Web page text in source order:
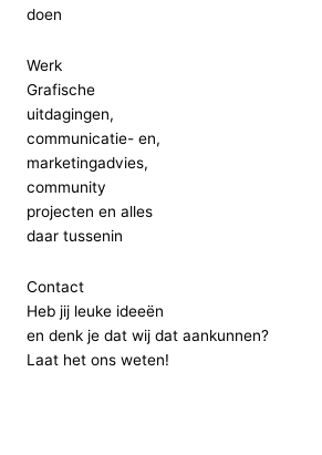
doen
Werk
Grafische
uitdagingen,
communicatie- en,
marketingadvies,
community
projecten en alles
daar tussenin
Contact
Heb jij leuke ideeën
en denk je dat wij dat aankunnen?
Laat het ons weten!